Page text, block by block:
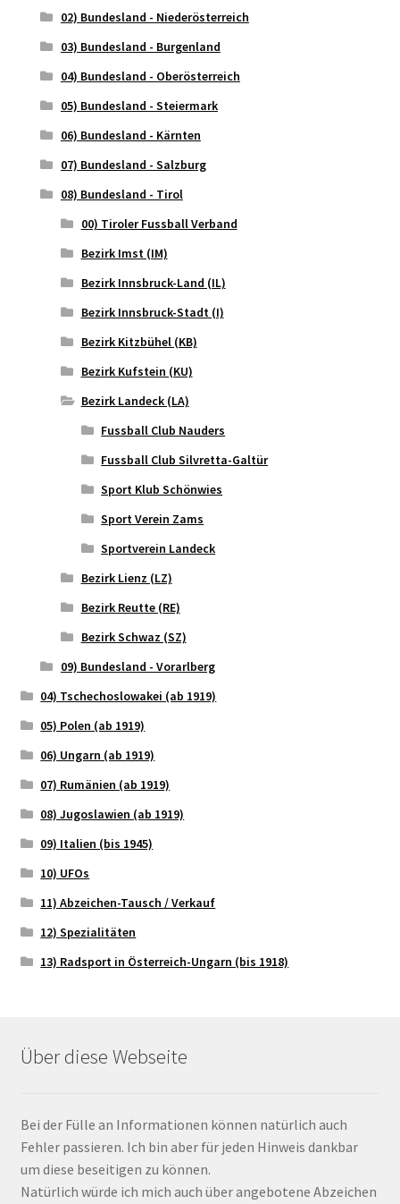
02) Bundesland - Niederösterreich
03) Bundesland - Burgenland
04) Bundesland - Oberösterreich
05) Bundesland - Steiermark
06) Bundesland - Kärnten
07) Bundesland - Salzburg
08) Bundesland - Tirol
00) Tiroler Fussball Verband
Bezirk Imst (IM)
Bezirk Innsbruck-Land (IL)
Bezirk Innsbruck-Stadt (I)
Bezirk Kitzbühel (KB)
Bezirk Kufstein (KU)
Bezirk Landeck (LA)
Fussball Club Nauders
Fussball Club Silvretta-Galtür
Sport Klub Schönwies
Sport Verein Zams
Sportverein Landeck
Bezirk Lienz (LZ)
Bezirk Reutte (RE)
Bezirk Schwaz (SZ)
09) Bundesland - Vorarlberg
04) Tschechoslowakei (ab 1919)
05) Polen (ab 1919)
06) Ungarn (ab 1919)
07) Rumänien (ab 1919)
08) Jugoslawien (ab 1919)
09) Italien (bis 1945)
10) UFOs
11) Abzeichen-Tausch / Verkauf
12) Spezialitäten
13) Radsport in Österreich-Ungarn (bis 1918)
Über diese Webseite
Bei der Fülle an Informationen können natürlich auch
Fehler passieren. Ich bin aber für jeden Hinweis dankbar
um diese beseitigen zu können.
Natürlich würde ich mich auch über angebotene Abzeichen